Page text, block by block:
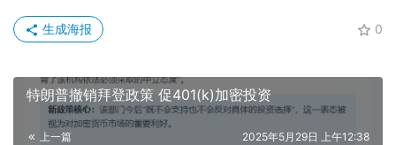
0
生成海报
特朗普撤销拜登政策 促401(k)加密投资
上一篇 2025年5月29日 上午12:38